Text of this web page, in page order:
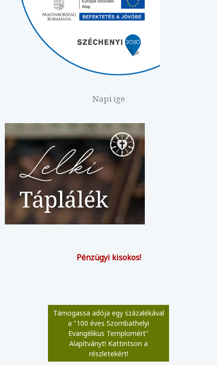
Napi ige
Pénzügyi kisokos!
Támogassa adója egy százalékával
a "100 éves Szombathelyi
Evangélikus Templomért"
Alapítványt! Kattintson a
részletekért!